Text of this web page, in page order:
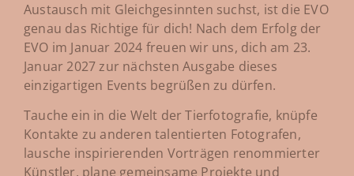
Austausch mit Gleichgesinnten suchst, ist die EVO
genau das Richtige für dich! Nach dem Erfolg der
EVO im Januar 2024 freuen wir uns, dich am 23.
Januar 2027 zur nächsten Ausgabe dieses
einzigartigen Events begrüßen zu dürfen.
Tauche ein in die Welt der Tierfotografie, knüpfe
Kontakte zu anderen talentierten Fotografen,
lausche inspirierenden Vorträgen renommierter
Künstler, plane gemeinsame Projekte und